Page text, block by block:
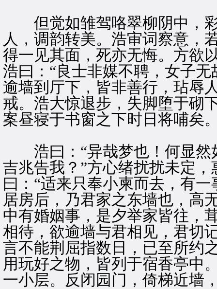
但觉如雏驾咯翠柳阴中，彩
人，调韵转美。浩审词察意，
得一见其面，死亦无悔。方欲
浩曰：“良士非媒不聘，女子
逾墙到厅下，皆非善行，玷辱
戒。浩大惊退步，失脚堕于砌
案昼寝于书窗之下时日将哺矣
浩曰：“异哉梦也！何显然
吉兆告我？”方心绪扰扰未定
曰：“适来只奉小柬而去，有
居房后，乃君家之东墙也，高
中有婚姻事，是夕举家皆往，
相待，欲逾墙与君相见，君切
言不能荆屈指数日，已至所约
用玩好之物，皆列于宿香亭中
一小层。反闭园门，倚梯近墙